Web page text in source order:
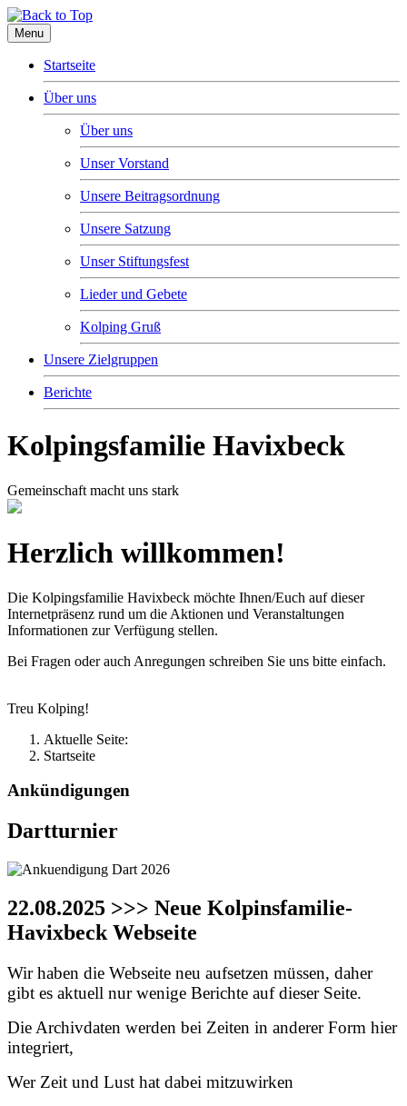
Menu
Startseite
Über uns
Über uns
Unser Vorstand
Unsere Beitragsordnung
Unsere Satzung
Unser Stiftungsfest
Lieder und Gebete
Kolping Gruß
Unsere Zielgruppen
Berichte
Kolpingsfamilie Havixbeck
Gemeinschaft macht uns stark
Herzlich willkommen!
Die Kolpingsfamilie Havixbeck möchte Ihnen/Euch auf dieser
Internetpräsenz rund um die Aktionen und Veranstaltungen
Informationen zur Verfügung stellen.
Bei Fragen oder auch Anregungen schreiben Sie uns bitte einfach.
Treu Kolping!
Aktuelle Seite:
Startseite
Ankündigungen
Dartturnier
22.08.2025 >>> Neue Kolpinsfamilie-
Havixbeck Webseite
Wir haben die Webseite neu aufsetzen müssen, daher
gibt es aktuell nur wenige Berichte auf dieser Seite.
Die Archivdaten werden bei Zeiten in anderer Form hier
integriert,
Wer Zeit und Lust hat dabei mitzuwirken